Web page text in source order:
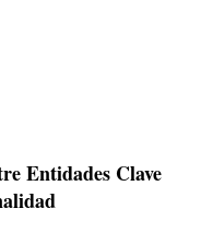
Entidades Clave